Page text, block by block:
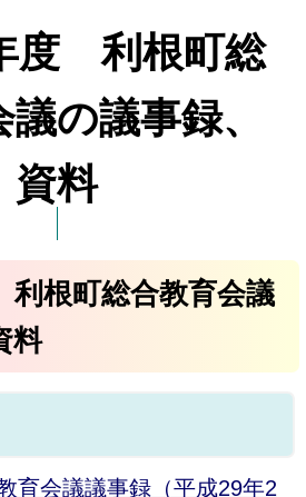
度 利根町総
の議事録、
資料
根町総合教育会議
料
育会議議事録（平成29年2